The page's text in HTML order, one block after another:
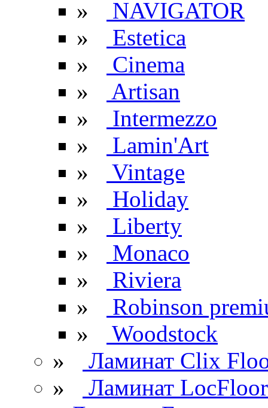
»
NAVIGATOR
»
Estetica
»
Cinema
»
Artisan
»
Intermezzo
»
Lamin'Art
»
Vintage
»
Holiday
»
Liberty
»
Monaco
»
Riviera
»
Robinson
»
Woodstock
»
Ламинат Clix
»
Ламинат LocFloor